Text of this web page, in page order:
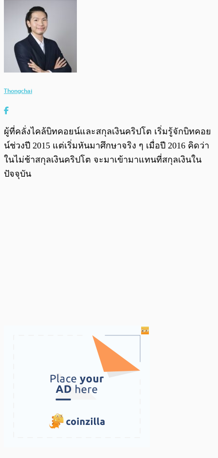
Thongchai
ผู้ที่คลั่งไคล้บิทคอยน์และสกุลเงินคริปโต เริ่มรู้จักบิทคอย
น์ช่วงปี 2015 แต่เริ่มหันมาศึกษาจริง ๆ เมื่อปี 2016 คิดว่า
ในไม่ช้าสกุลเงินคริปโต จะมาเข้ามาแทนที่สกุลเงินใน
ปัจจุบัน